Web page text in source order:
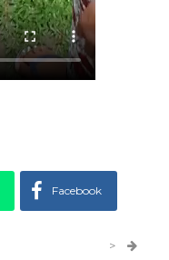
Facebook
>